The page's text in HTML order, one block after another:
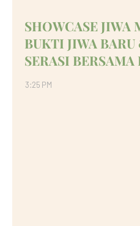
SHOWCASE JIWA
BUKTI JIWA
SERASI BERSAMA
3:25 PM